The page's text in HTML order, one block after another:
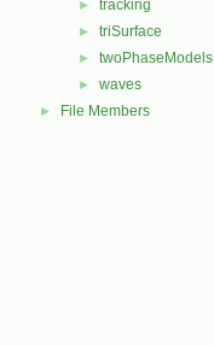
► tracking
► triSurface
► twoPhaseModels
► waves
► File Members